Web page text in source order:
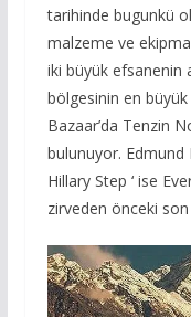
tarihinde bugunkü
malzeme ve
iki büyük efsanenin
bölgesinin en
Bazaar’da Tenzin
bulunuyor. Edmund
Hillary Step ‘ ise
zirveden önceki son